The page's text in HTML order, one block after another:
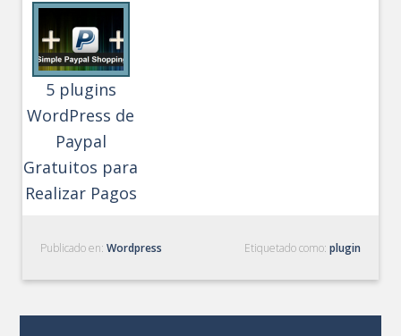
5 plugins
WordPress de
Paypal
Gratuitos para
Realizar Pagos
Publicado en:Wordpress Etiquetado como: plugin